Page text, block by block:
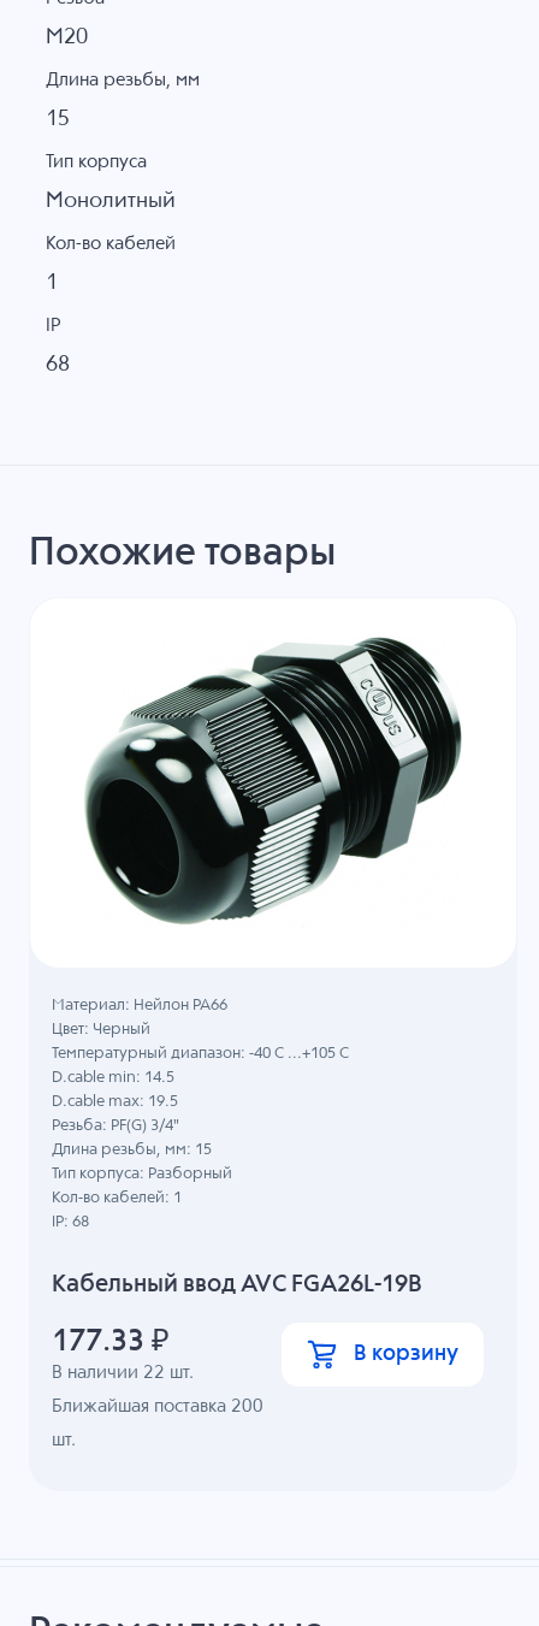
M20
Длина резьбы, мм
15
Тип корпуса
Монолитный
Кол-во кабелей
1
IP
68
Похожие товары
Кабельный ввод AVC FGA26L-19B
В наличии 22 шт.
Ближайшая поставка 200
шт.
Материал: Нейлон PA66
Цвет: Черный
Температурный диапазон: -40 C ...+105 C
D.cable min: 14.5
D.cable max: 19.5
Резьба: PF(G) 3/4"
Длина резьбы, мм: 15
Тип корпуса: Разборный
Кол-во кабелей: 1
IP: 68
177.33 ₽ В корзину